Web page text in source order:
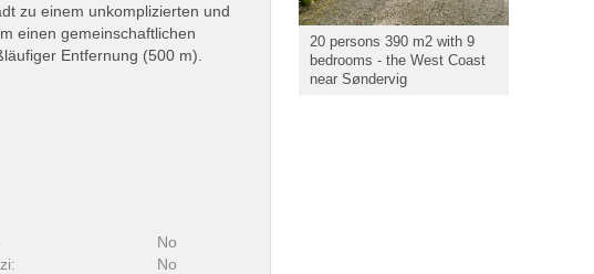
20 persons 390 m2 with 9
bedrooms - the West Coast
near Søndervig
zu einem unkomplizierten und
einen gemeinschaftlichen
Entfernung (500 m).
No
No